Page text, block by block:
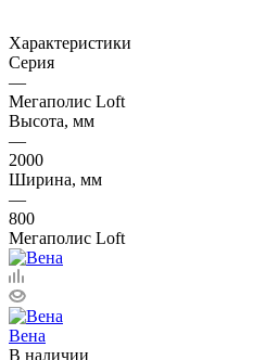
Характеристики
Серия
—
Мегаполис Loft
Высота, мм
—
2000
Ширина, мм
—
800
Мегаполис Loft
Вена
В наличии